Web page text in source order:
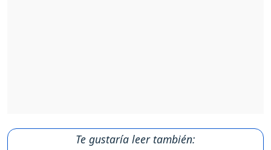
Te gustaría leer también: